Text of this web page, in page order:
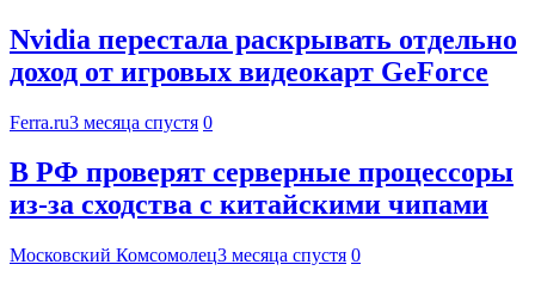
Nvidia перестала раскрывать отдельно
доход от игровых видеокарт GeForce
Ferra.ru3 месяца спустя 0
В РФ проверят серверные процессоры
из-за сходства с китайскими чипами
Московский Комсомолец3 месяца спустя 0